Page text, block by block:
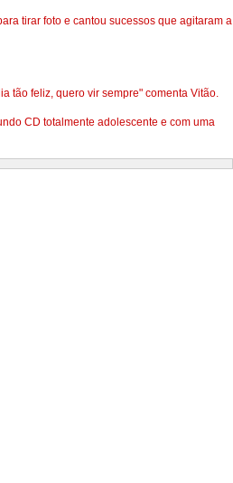
tirar foto e cantou sucessos que agitaram a
tão feliz, quero vir sempre" comenta Vitão.
CD totalmente adolescente e com uma